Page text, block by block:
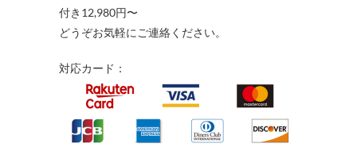
付き12,980円〜
どうぞお気軽にご連絡ください。
対応カード：